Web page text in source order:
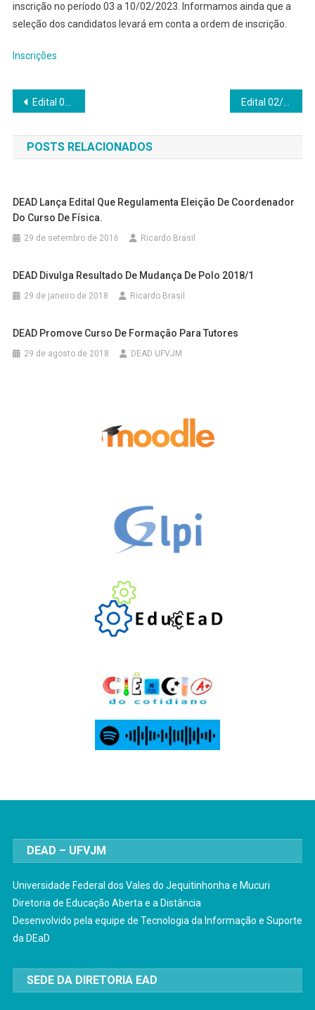
inscrição no período 03 a 10/02/2023. Informamos ainda que a
seleção dos candidatos levará em conta a ordem de inscrição.
Inscrições
Navegação
de
Post
Edital 01/DEAD/2023 – Formação de Cadastro Reserva para Coordenador de Curso de Especialização em Educação em Direitos Humanos, na modalidade a distância da UFVJM/UAB
POSTS RELACIONADOS
DEAD Lança Edital Que Regulamenta Eleição De Coordenador
Do Curso De Física.
29 de setembro de 2016 Ricardo Brasil
DEAD Divulga Resultado De Mudança De Polo 2018/1
29 de janeiro de 2018 Ricardo Brasil
DEAD Promove Curso De Formação Para Tutores
29 de agosto de 2018 DEAD UFVJM
DEAD – UFVJM
Universidade Federal dos Vales do Jequitinhonha e Mucuri
Diretoria de Educação Aberta e a Distância
Desenvolvido pela equipe de Tecnologia da Informação e Suporte
da DEaD
SEDE DA DIRETORIA EAD